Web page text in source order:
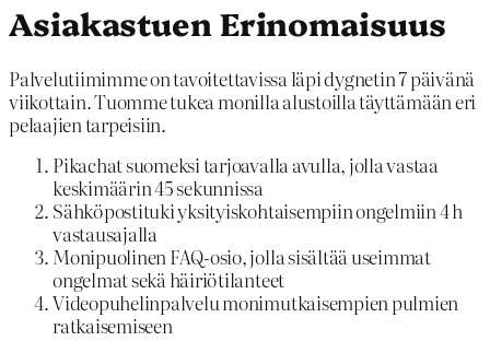
Asiakastuen Erinomaisuus
Palvelutiimimme on tavoitettavissa läpi dygnetin 7 päivänä
viikottain. Tuomme tukea monilla alustoilla täyttämään eri
pelaajien tarpeisiin.
Pikachat suomeksi tarjoavalla avulla, jolla vastaa
keskimäärin 45 sekunnissa
Sähköpostituki yksityiskohtaisempiin ongelmiin 4 h
vastausajalla
Monipuolinen FAQ-osio, jolla sisältää useimmat
ongelmat sekä häiriötilanteet
Videopuhelinpalvelu monimutkaisempien pulmien
ratkaisemiseen